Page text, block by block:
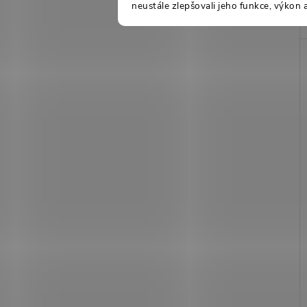
neustále zlepšovali jeho funkce, výkon